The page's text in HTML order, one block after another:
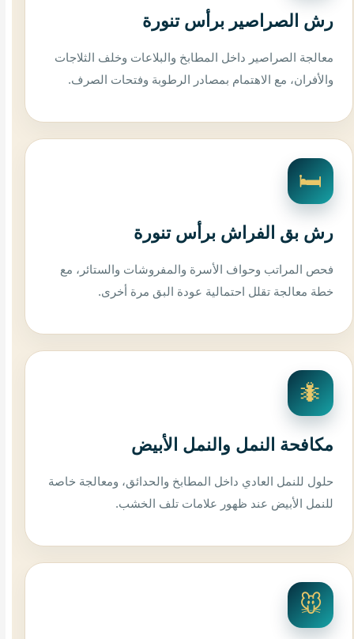
رش الصراصير برأس تنورة
معالجة الصراصير داخل المطابخ والبلاعات وخلف الثلاجات
والأفران، مع الاهتمام بمصادر الرطوبة وفتحات الصرف.
🛏️
رش بق الفراش برأس تنورة
فحص المراتب وحواف الأسرة والمفروشات والستائر، مع
خطة معالجة تقلل احتمالية عودة البق مرة أخرى.
🐜
مكافحة النمل والنمل الأبيض
حلول للنمل العادي داخل المطابخ والحدائق، ومعالجة خاصة
للنمل الأبيض عند ظهور علامات تلف الخشب.
🐭